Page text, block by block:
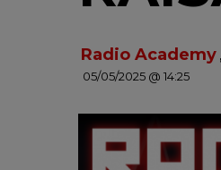
Radio Academy,
05/05/2025 @ 14:25